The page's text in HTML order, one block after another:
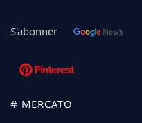
S'abonner
# MERCATO